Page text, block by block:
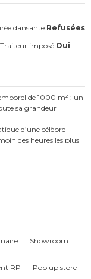
dansante Refusées
Traiteur imposé Oui
de 1000 m² : un
sa grandeur
d’une célèbre
des heures les plus
ses portes à
se conjuguent à
niveaux vous révèlent
raffinées pour une
Showroom
RP Pop up store